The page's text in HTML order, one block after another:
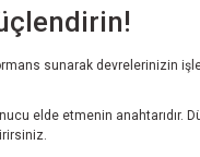
sunarak devrelerinizin
elde etmenin anahtarıdır.